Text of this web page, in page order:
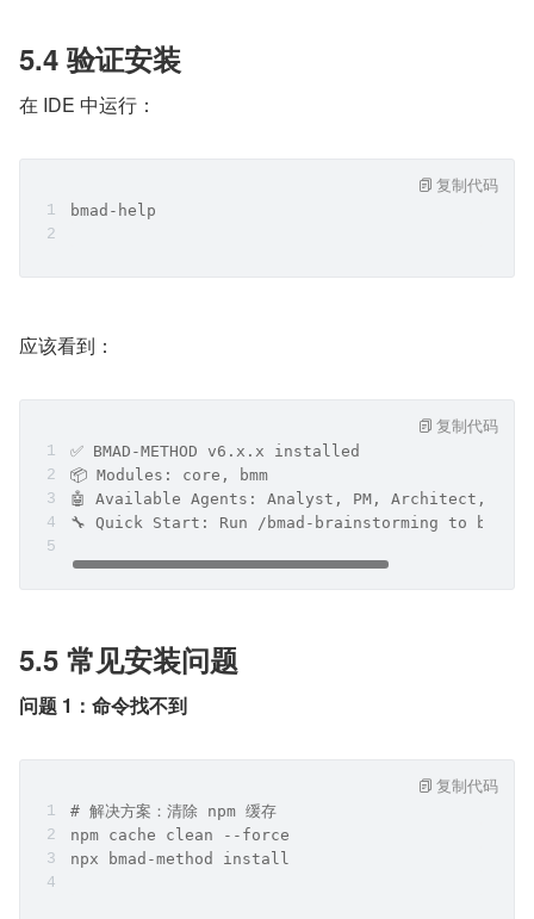
5.4 验证安装
在 IDE 中运行：
bmad-help
复制代码
应该看到：
✅ BMAD-METHOD v6.x.x installed
📦 Modules: core, bmm
🤖 Available Agents: Analyst, PM, Architect, SM,
🔧 Quick Start: Run /bmad-brainstorming to begin
复制代码
5.5 常见安装问题
问题 1：命令找不到
# 解决方案：清除 npm 缓存
npm cache clean --force
npx bmad-method install
复制代码